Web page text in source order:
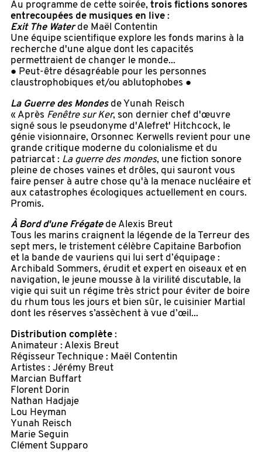
Au programme de cette soirée, trois fictions sonores
entrecoupées de musiques en live :
Exit The Waterde Maël Contentin
Une équipe scientifique explore les fonds marins à la
recherche d'une algue dont les capacités
permettraient de changer le monde...
● Peut-être désagréable pour les personnes
claustrophobiques et/ou ablutophobes ●
La Guerre des Mondesde Yunah Reisch
« Après Fenêtre sur Ker, son dernier chef d'œuvre
signé sous le pseudonyme d'Alefret' Hitchcock, le
génie visionnaire, Orsonnec Kerwells revient pour une
grande critique moderne du colonialisme et du
patriarcat : La guerre des mondes, une fiction sonore
pleine de choses vaines et drôles, qui sauront vous
faire penser à autre chose qu'à la menace nucléaire et
aux catastrophes écologiques actuellement en cours.
Promis.
À Bord d'une Frégatede Alexis Breut
Tous les marins craignent la légende de la Terreur des
sept mers, le tristement célèbre Capitaine Barbofion
et la bande de vauriens qui lui sert d’équipage :
Archibald Sommers, érudit et expert en oiseaux et en
navigation, le jeune mousse à la virilité discutable, la
vigie qui suit un régime très strict pour éviter de boire
du rhum tous les jours et bien sûr, le cuisinier Martial
dont les réserves s’assèchent à vue d’œil...
Distribution complète :
Animateur : Alexis Breut
Régisseur Technique : Maël Contentin
Artistes : Jérémy Breut
Marcian Buffart
Florent Dorin
Nathan Hadjaje
Lou Heyman
Yunah Reisch
Marie Seguin
Clément Supparo